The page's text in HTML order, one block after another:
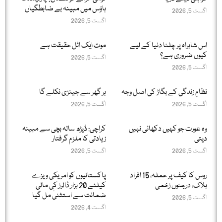
اگست 5, 2026
ہاؤس میں مبینہ بے ضابطگیاں
اگست 5, 2026
اس شاہراہ پر چلنا دنیا کے لیے
کیوں ضروری ہے؟
اگست 5, 2026
موت ایک اٹل حقیقت ہے
اگست 5, 2026
نظامِ زندگی کے بگاڑ کی اصل وجہ
اگست 5, 2026
ہر گھر سے جینزی نکلے گا
اگست 5, 2026
وہ عورت جو کہیں دکھائی نہیں
دیتی
اگست 5, 2026
کراچی: ڈیڑھ سالہ بچی سے مبینہ
زیادتی کا ملزم گرفتار
اگست 5, 2026
روس کا کیف پر حملہ، 15 افراد
ہلاک، درجنوں زخمی
اگست 5, 2026
پاکستانیوں کو امریکی ویزے
کیلئے 20 ہزار ڈالرز کی مالی
ضمانت سے استثنیٰ مل گیا
اگست 4, 2026